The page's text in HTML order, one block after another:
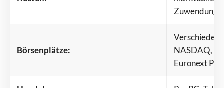
Börsenplätze:
NASDAQ,
Euronext